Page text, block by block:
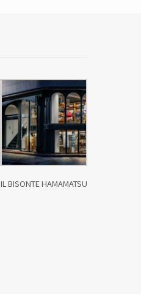
IL BISONTE HAMAMATSU